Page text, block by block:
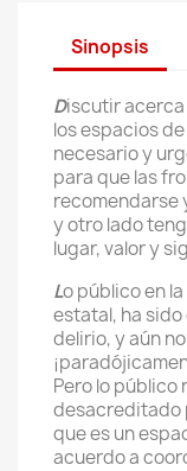
Sinopsis
Discutir acerca
los espacios
necesario y
para que las
recomendarse
y otro lado
lugar, valor y
Lo público en
estatal, ha
delirio, y aún
Pero lo público
desacreditado
que es un
acuerdo a